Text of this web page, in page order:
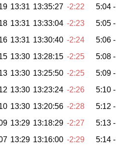
13:31 13:35:27 -2:22 5:04 -
13:31 13:33:04 -2:23 5:05 -
13:31 13:30:40 -2:24 5:06 -
13:30 13:28:15 -2:25 5:08 -
13:30 13:25:50 -2:25 5:09 -
13:30 13:23:24 -2:26 5:10 -
13:30 13:20:56 -2:28 5:12 -
13:29 13:18:29 -2:27 5:13 -
13:29 13:16:00 -2:29 5:14 -